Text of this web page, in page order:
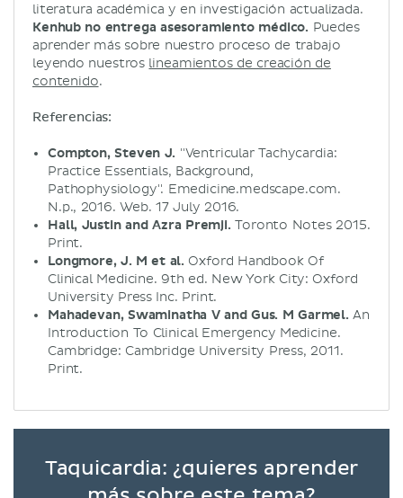
literatura académica y en investigación actualizada.
Kenhub no entrega asesoramiento médico. Puedes
aprender más sobre nuestro proceso de trabajo
leyendo nuestros lineamientos de creación de
contenido.
Referencias:
Compton, Steven J. "Ventricular Tachycardia:
Practice Essentials, Background,
Pathophysiology". Emedicine.medscape.com.
N.p., 2016. Web. 17 July 2016.
Hall, Justin and Azra Premji. Toronto Notes 2015.
Print.
Longmore, J. M et al. Oxford Handbook Of
Clinical Medicine. 9th ed. New York City: Oxford
University Press Inc. Print.
Mahadevan, Swaminatha Vand Gus. MGarmel. An
Introduction To Clinical Emergency Medicine.
Cambridge: Cambridge University Press, 2011.
Print.
Taquicardia: ¿quieres aprender